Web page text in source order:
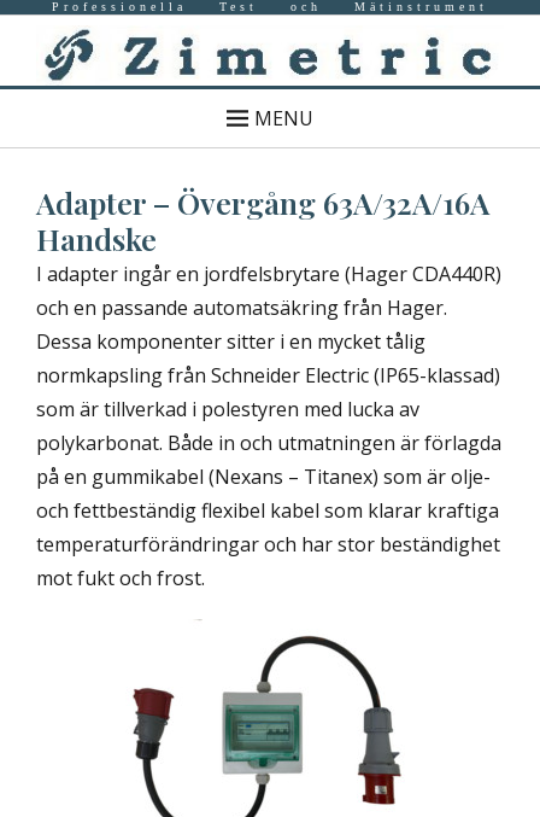
Professionella Test och Mätinstrument
MENU
Adapter – Övergång 63A/32A/16A
Handske
I adapter ingår en jordfelsbrytare (Hager CDA440R)
och en passande automatsäkring från Hager.
Dessa komponenter sitter i en mycket tålig
normkapsling från Schneider Electric (IP65-klassad)
som är tillverkad i polestyren med lucka av
polykarbonat. Både in och utmatningen är förlagda
på en gummikabel (Nexans – Titanex) som är olje-
och fettbeständig flexibel kabel som klarar kraftiga
temperaturförändringar och har stor beständighet
mot fukt och frost.